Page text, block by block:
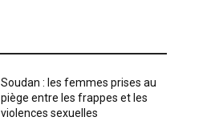
Soudan : les femmes prises au
piège entre les frappes et les
violences sexuelles